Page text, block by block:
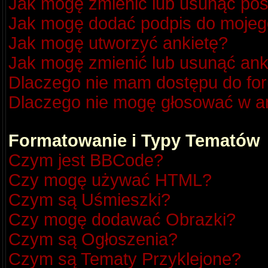
Jak mogę dodać podpis do
Jak mogę utworzyć ankietę?
Jak mogę zmienić lub usunąć
Dlaczego nie mam dostępu do
Dlaczego nie mogę głosować w
Formatowanie i Typy Tematów
Czym jest BBCode?
Czy mogę używać HTML?
Czym są Uśmieszki?
Czy mogę dodawać Obrazki?
Czym są Ogłoszenia?
Czym są Tematy Przyklejone?